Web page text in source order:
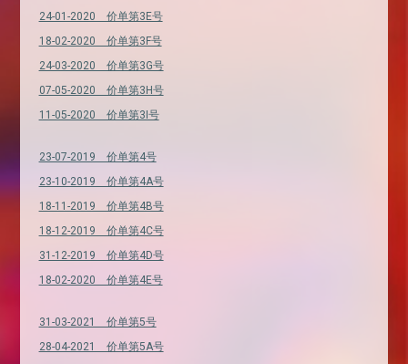
24-01-2020 价单第3E号
18-02-2020 价单第3F号
24-03-2020 价单第3G号
07-05-2020 价单第3H号
11-05-2020 价单第3I号
23-07-2019 价单第4号
23-10-2019 价单第4A号
18-11-2019 价单第4B号
18-12-2019 价单第4C号
31-12-2019 价单第4D号
18-02-2020 价单第4E号
31-03-2021 价单第5号
28-04-2021 价单第5A号